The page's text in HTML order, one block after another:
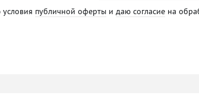
публичной оферты и даю согласие на